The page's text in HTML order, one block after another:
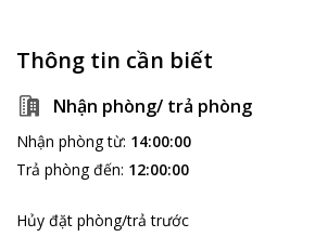
Thông tin cần biết
Nhận phòng/ trả phòng
Nhận phòng từ: 14:00:00
Trả phòng đến: 12:00:00
Hủy đặt phòng/trả trước